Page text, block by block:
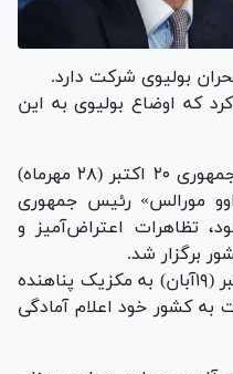
بولیوی شرکت دارد.
که اوضاع بولیوی به این
در پی برگزاری انتخابات ریاست جمهوری ۲۰ اکتبر (۲۸ مهرماه)
مورالس» رئیس جمهوری
تظاهرات اعتراض‌آمیز و
برگزار شد.
مورالس پس از استعفا در ۱۰ نوامبر (۱۹آبان) به مکزیک پناهنده
به کشور خود اعلام آمادگی